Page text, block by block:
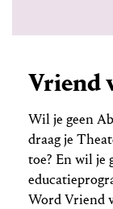
Vriend
Wil je geen
draag je
toe? En wil je
Word Vriend